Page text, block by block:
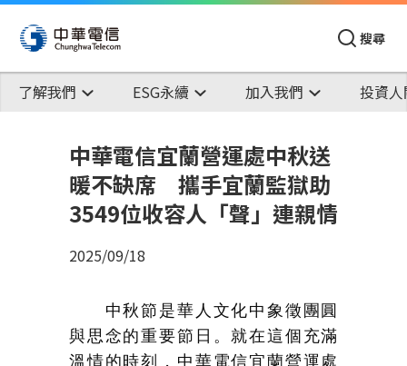
搜尋
了解我們 ESG永續 加入我們 投資
中華電信宜蘭營運處中秋送
暖不缺席 攜手宜蘭監獄助
3549位收容人「聲」連親情
2025/09/18
中秋節是華人文化中象徵團圓
與思念的重要節日。就在這個充滿
溫情的時刻，中華電信宜蘭營運處